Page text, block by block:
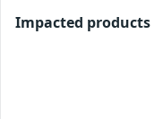
Impacted products